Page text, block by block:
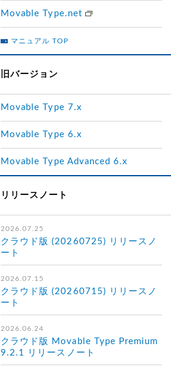
Movable Type.net
マニュアル TOP
旧バージョン
Movable Type 7.x
Movable Type 6.x
Movable Type Advanced 6.x
リリースノート
2026.07.25
クラウド版 (20260725) リリースノ
ート
2026.07.15
クラウド版 (20260715) リリースノ
ート
2026.06.24
クラウド版 Movable Type Premium
9.2.1 リリースノート